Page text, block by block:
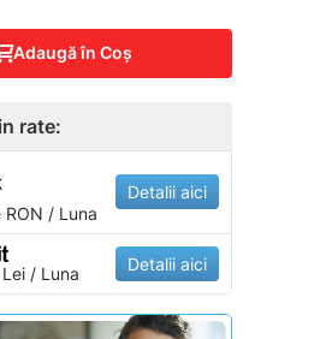
Adaugă în Coş
rate:
RON / Luna
Detalii aici
/ Luna Detalii aici